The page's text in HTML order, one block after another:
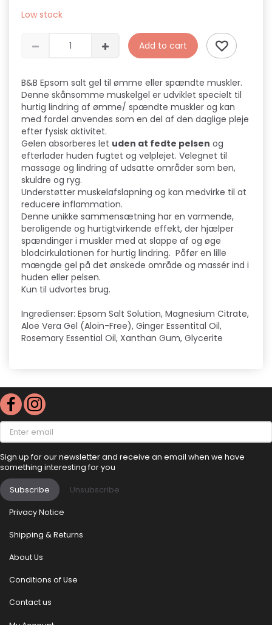
Low stock
Add to cart
B&B Epsom salt gel til ømme eller spændte muskler.
Denne skånsomme muskelgel er udviklet specielt til
hurtig lindring af ømme/ spændte muskler og kan
med fordel anvendes som en del af den daglige pleje
efter fysisk aktivitet.
Gelen absorberes let uden at fedte pelsen og
efterlader huden fugtet og velplejet. Velegnet til
massage og lindring af udsatte områder som ben,
skuldre og ryg.
Understøtter muskelafslapning og kan medvirke til at
reducere inflammation.
Denne unikke sammensætning har en varmende,
beroligende og hurtigtvirkende effekt, der hjælper
spændinger i muskler med at slappe af og øge
blodcirkulationen for hurtig lindring. Påfør en lille
mængde gel på det ønskede område og massér ind i
huden eller pelsen.
Kun til udvortes brug.
Ingredienser: Epsom Salt Solution, Magnesium Citrate,
Aloe Vera Gel (Aloin-Free), Ginger Essentital Oil,
Rosemary Essential Oil, Xanthan Gum, Glycerite
Enter
email
Sign up for our newsletter and receive an email when we have
something interesting for you
Subscribe Unsubscribe
Privacy Notice
Shipping & Returns
About Us
Conditions of Use
Contact us